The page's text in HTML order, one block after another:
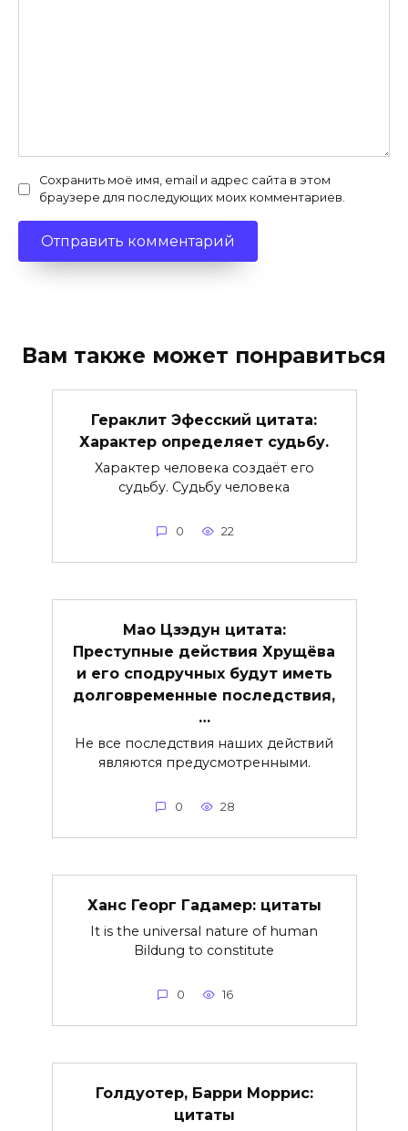
Сохранить моё имя, email и адрес сайта в этом
браузере для последующих моих комментариев.
Вам также может понравиться
Гераклит Эфесский цитата:
Характер определяет судьбу.
Характер человека создаёт его
судьбу. Судьбу человека
0 22
Мао Цзэдун цитата:
Преступные действия Хрущёва
и его сподручных будут иметь
долговременные последствия,
…
Не все последствия наших действий
являются предусмотренными.
0 28
Ханс Георг Гадамер: цитаты
It is the universal nature of human
Bildung to constitute
0 16
Голдуотер, Барри Моррис:
цитаты